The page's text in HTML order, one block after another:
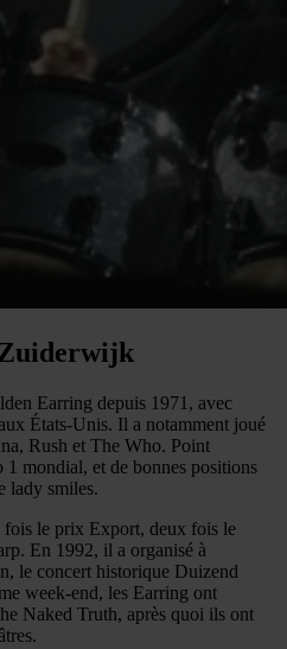
Earring depuis 1971, avec
États-Unis. Il a notamment joué
Rush et The Who. Point
mondial, et de bonnes positions
lady smiles.
le prix Export, deux fois le
En 1992, il a organisé à
le concert historique Duizend
week-end, les Earring ont
Naked Truth, après quoi ils ont